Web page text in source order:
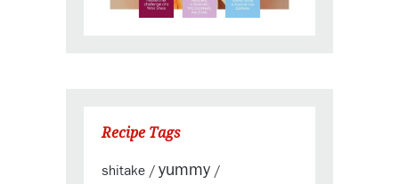
Recipe Tags
shitake / yummy /